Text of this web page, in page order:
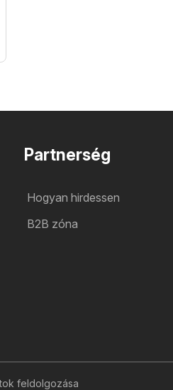
Partnerség
Hogyan hirdessen
B2B zóna
feldolgozása